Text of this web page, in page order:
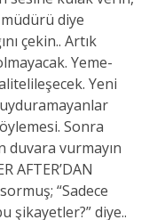
diye
çekin.. Artık
Yeme-
Yeni
Sonra
duvara vurmayın
AFTER’DAN
“Sadece
şikayetler?” diye..